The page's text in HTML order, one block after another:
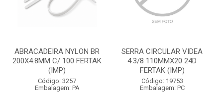
ABRACADEIRA NYLON BR
200X4.8MM C/ 100 FERTAK
(IMP)
Código: 3257
Embalagem: PA
SERRA CIRCULAR VIDEA
4.3/8 110MMX20 24D
FERTAK (IMP)
Código: 19753
Embalagem: PC